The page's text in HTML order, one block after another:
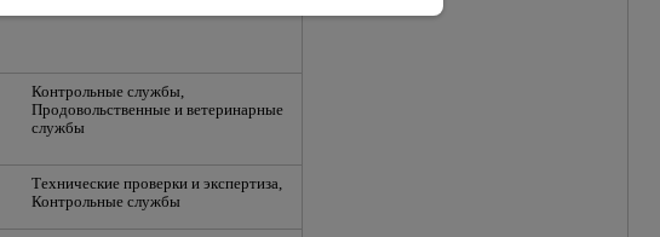
Контрольные службы,
Продовольственные и ветеринарные
службы
Технические проверки и экспертиза,
Контрольные службы